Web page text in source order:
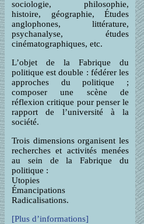
sociologie, philosophie,
histoire, géographie, Études
anglophones, littérature,
psychanalyse, études
cinématographiques, etc.
L’objet de la Fabrique du
politique est double : fédérer les
approches du politique ;
composer une scène de
réflexion critique pour penser le
rapport de l’université à la
société.
Trois dimensions organisent les
recherches et activités menées
au sein de la Fabrique du
politique :
Utopies
Émancipations
Radicalisations.
[Plus d’informations]